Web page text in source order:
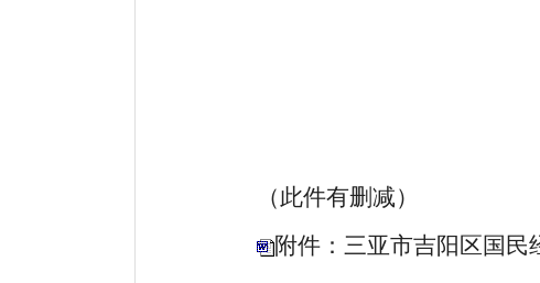
（此件有删减）
附件：三亚市吉阳区国